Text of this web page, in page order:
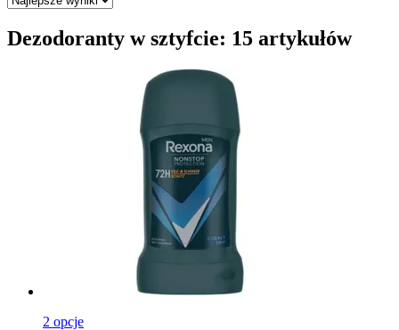
Dezodoranty w sztyfcie: 15 artykułów
2 opcje